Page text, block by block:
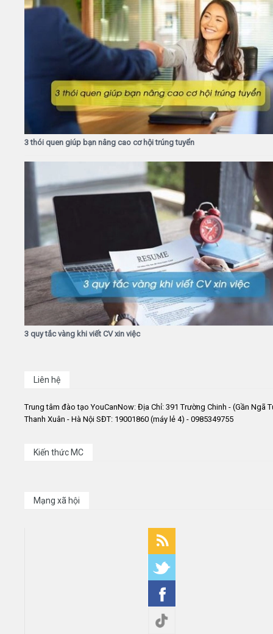
3 thói quen giúp bạn nâng cao cơ hội trúng tuyển
3 quy tắc vàng khi viết CV xin việc
Liên hệ
Trung tâm đào tạo YouCanNow: Địa Chỉ: 391 Trường Chinh - (Gần Ngã
Thanh Xuân - Hà Nội SĐT: 19001860 (máy lẻ 4) - 0985349755
Kiến thức MC
Mạng xã hội